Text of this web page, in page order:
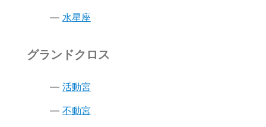
水星座
グランドクロス
活動宮
不動宮